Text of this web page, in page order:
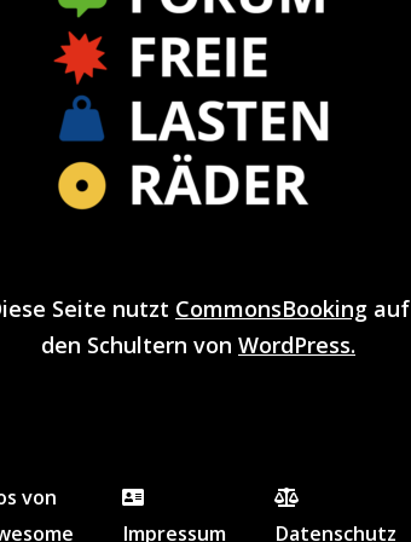
Seite nutzt CommonsBooking auf
den Schultern von WordPress.
von
Impressum Datenschutz